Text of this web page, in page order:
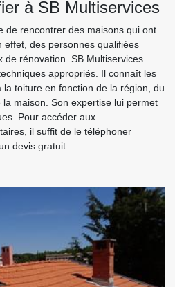
à SB Multiservices
de rencontrer des maisons qui ont
effet, des personnes qualifiées
de rénovation. SB Multiservices
appropriés. Il connaît les
toiture en fonction de la région, du
maison. Son expertise lui permet
Pour accéder aux
il suffit de le téléphoner
devis gratuit.